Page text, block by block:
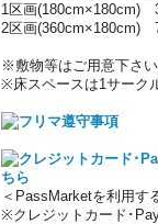
1区画(180cm×180cm)
2区画(360cm×180cm)
※敷物等はご用意下さい
※床スペースは1サーク
＜PassMarketを利用す
※クレジットカード･